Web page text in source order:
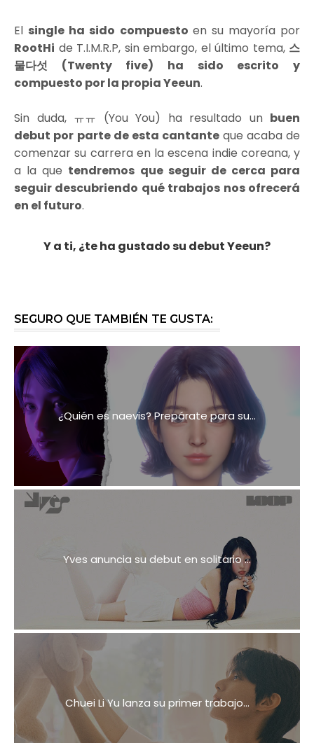
El single ha sido compuesto en su mayoría por
RootHi de T.I.M.R.P, sin embargo, el último tema, 스
물다섯 (Twenty five) ha sido escrito y
compuesto por la propia Yeeun.
Sin duda, ㅠㅠ (You You) ha resultado un buen
debut por parte de esta cantante que acaba de
comenzar su carrera en la escena indie coreana, y
a la que tendremos que seguir de cerca para
seguir descubriendo qué trabajos nos ofrecerá
en el futuro.
Y a ti, ¿te ha gustado su debut Yeeun?
SEGURO QUE TAMBIÉN TE GUSTA:
¿Quién es naevis? Prepárate para su...
Yves anuncia su debut en solitario ...
Chuei Li Yu lanza su primer trabajo...